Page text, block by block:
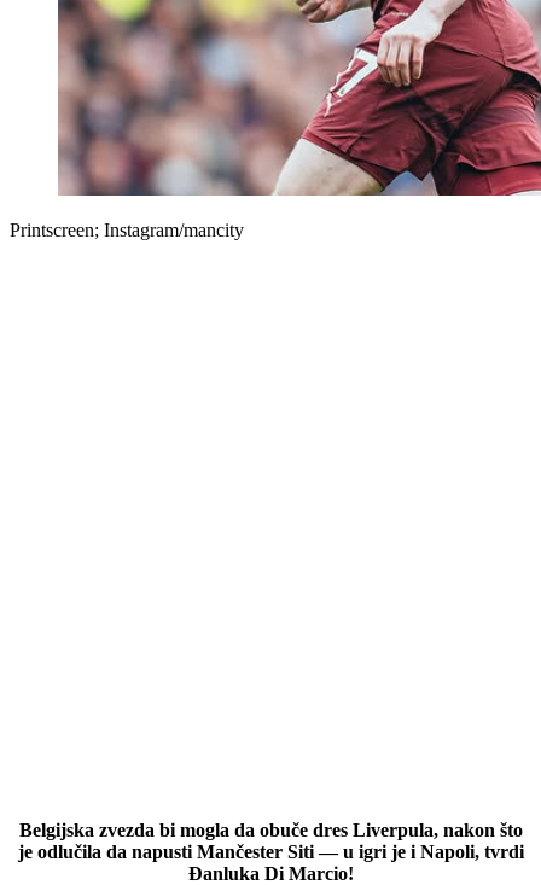
Printscreen; Instagram/mancity
Belgijska zvezda bi mogla da obuče dres Liverpula, nakon što
je odlučila da napusti Mančester Siti—u igri je i Napoli, tvrdi
Đanluka Di Marcio!